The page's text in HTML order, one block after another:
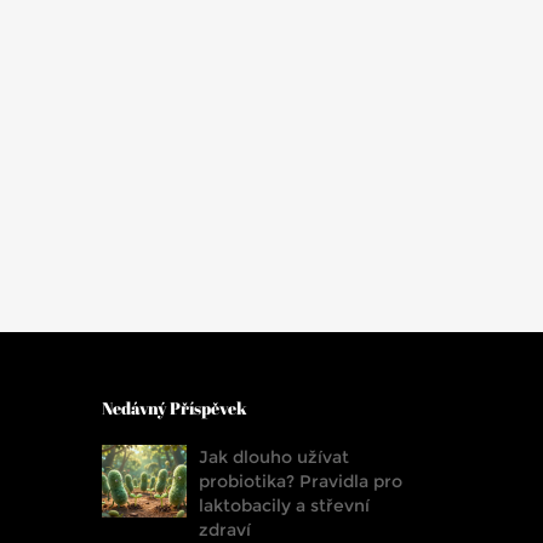
Nedávný Příspěvek
Jak dlouho užívat
probiotika? Pravidla pro
laktobacily a střevní
zdraví